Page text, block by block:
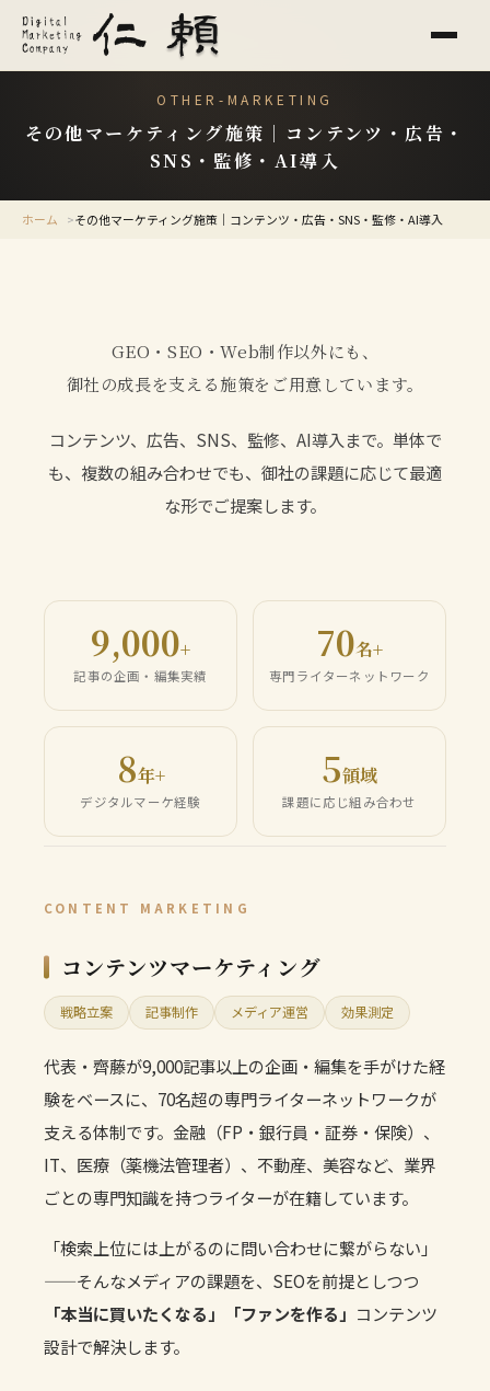
OTHER-MARKETING
その他マーケティング施策｜コンテンツ・広告・
SNS・監修・AI導入
ホーム その他マーケティング施策｜コンテンツ・広告・SNS・監修・AI導入
GEO・SEO・Web制作以外にも、
御社の成長を支える施策をご用意しています。
コンテンツ、広告、SNS、監修、AI導入まで。単体で
も、複数の組み合わせでも、御社の課題に応じて最適
な形でご提案します。
9,000+
記事の企画・編集実績
70名+
専門ライターネットワーク
8年+
デジタルマーケ経験
5領域
課題に応じ組み合わせ
CONTENT MARKETING
コンテンツマーケティング
戦略立案 記事制作 メディア運営 効果測定
代表・齊藤が9,000記事以上の企画・編集を手がけた経
験をベースに、70名超の専門ライターネットワークが
支える体制です。金融（FP・銀行員・証券・保険）、
IT、医療（薬機法管理者）、不動産、美容など、業界
ごとの専門知識を持つライターが在籍しています。
「検索上位には上がるのに問い合わせに繋がらない」
——そんなメディアの課題を、SEOを前提としつつ
「本当に買いたくなる」「ファンを作る」 コンテンツ
設計で解決します。